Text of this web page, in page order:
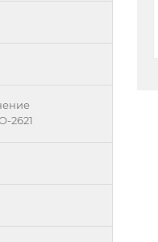
2621